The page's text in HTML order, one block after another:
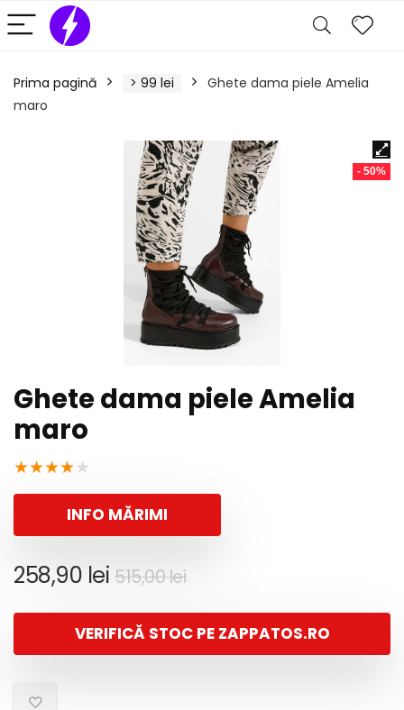
Prima pagină > 99 lei
Ghete dama piele Amelia
maro
- 50%
Ghete dama piele Amelia
maro
★★★★★
INFO MĂRIMI
515,00leiPrețul
a
fost:
258,90 lei
Prețul
este:
258,90 lei.
VERIFICĂ STOC PE ZAPPATOS.RO